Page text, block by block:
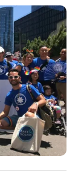
& Sound là tổ
động trong
trợ gia đình